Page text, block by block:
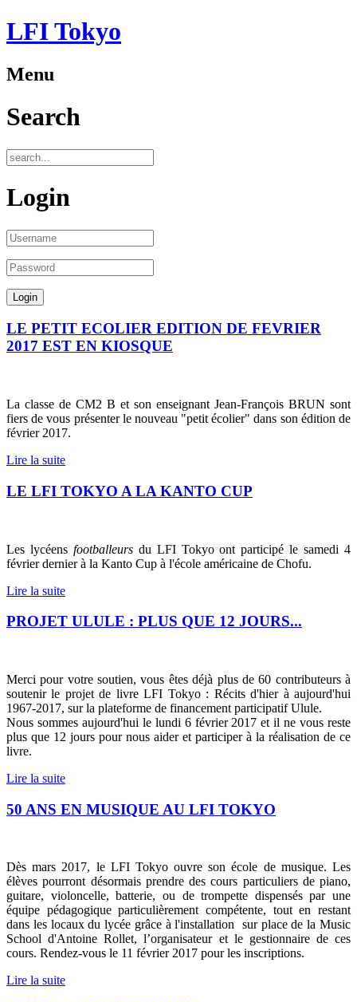
LFI Tokyo
Menu
Search
Login
LE PETIT ECOLIER EDITION DE FEVRIER
2017 EST EN KIOSQUE
La classe de CM2 B et son enseignant Jean-François BRUN sont
fiers de vous présenter le nouveau "petit écolier" dans son édition de
février 2017.
Lire la suite
LE LFI TOKYO A LA KANTO CUP
Les lycéens footballeursdu LFI Tokyo ont participé le samedi 4
février dernier à la Kanto Cup à l'école américaine de Chofu.
Lire la suite
PROJET ULULE : PLUS QUE 12 JOURS...
Merci pour votre soutien, vous êtes déjà plus de 60 contributeurs à
soutenir le projet de livre LFI Tokyo : Récits d'hier à aujourd'hui
1967-2017, sur la plateforme de financement participatif Ulule.
Nous sommes aujourd'hui le lundi 6 février 2017 et il ne vous reste
plus que 12 jours pour nous aider et participer à la réalisation de ce
livre.
Lire la suite
50 ANS EN MUSIQUE AU LFI TOKYO
Dès mars 2017, le LFI Tokyo ouvre son école de musique. Les
élèves pourront désormais prendre des cours particuliers de piano,
guitare, violoncelle, batterie, ou de trompette dispensés par une
équipe pédagogique particulièrement compétente, tout en restant
dans les locaux du lycée grâce à l'installation sur place de la Music
School d'Antoine Rollet, l’organisateur et le gestionnaire de ces
cours. Rendez-vous le 11 février 2017 pour les inscriptions.
Lire la suite